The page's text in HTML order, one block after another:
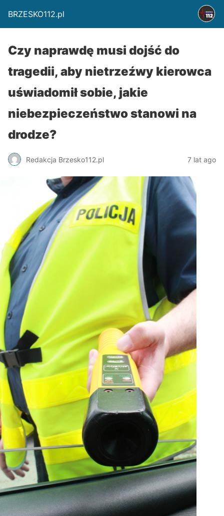
BRZESKO112.pl
Czy naprawdę musi dojść do
tragedii, aby nietrzeźwy kierowca
uświadomił sobie, jakie
niebezpieczeństwo stanowi na
drodze?
Redakcja Brzesko112.pl 7 lat ago